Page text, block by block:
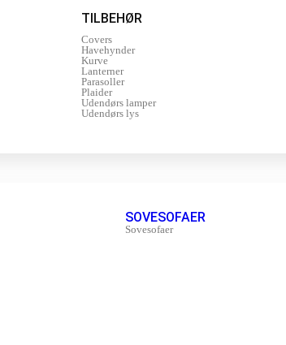
TILBEHØR
Covers
Havehynder
Kurve
Lanterner
Parasoller
Plaider
Udendørs lamper
Udendørs lys
SOVESOFAER
Sovesofaer